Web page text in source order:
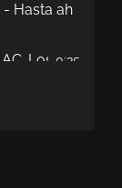
Hasta ahora no
Los Bancos
0:35